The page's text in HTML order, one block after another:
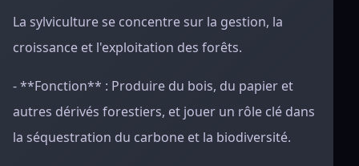
La sylviculture se concentre sur la gestion, la
croissance et l'exploitation des forêts.
- **Fonction** : Produire du bois, du papier et
autres dérivés forestiers, et jouer un rôle clé dans
la séquestration du carbone et la biodiversité.